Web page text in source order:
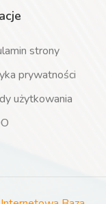
strony
prywatności
użytkowania